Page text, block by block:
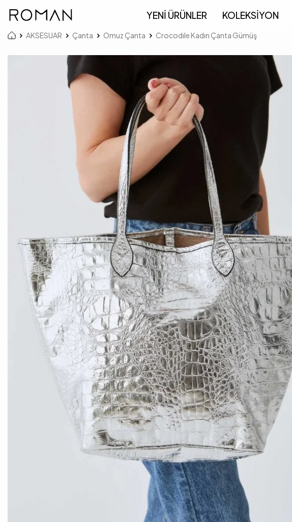
YENİ ÜRÜNLER KOLEKSİYON
AKSESUAR Çanta Omuz Çanta Crocodıle Kadın Çanta Gümüş